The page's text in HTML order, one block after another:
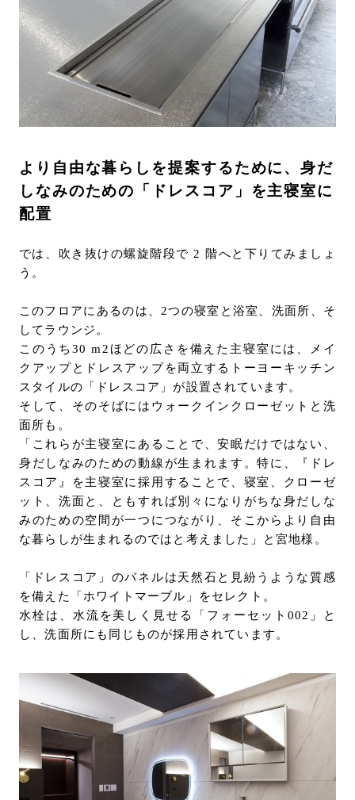
より自由な暮らしを提案するために、身だ
しなみのための「ドレスコア」を主寝室に
配置
では、吹き抜けの螺旋階段で 2 階へと下りてみましょ
う。
このフロアにあるのは、2つの寝室と浴室、洗面所、そ
してラウンジ。
このうち30 m2ほどの広さを備えた主寝室には、メイ
クアップとドレスアップを両立するトーヨーキッチン
スタイルの「ドレスコア」が設置されています。
そして、そのそばにはウォークインクローゼットと洗
面所も。
「これらが主寝室にあることで、安眠だけではない、
身だしなみのための動線が生まれます。特に、『ドレ
スコア』を主寝室に採用することで、寝室、クローゼ
ット、洗面と、ともすれば別々になりがちな身だしな
みのための空間が一つにつながり、そこからより自由
な暮らしが生まれるのではと考えました」と宮地様。
「ドレスコア」のパネルは天然石と見紛うような質感
を備えた「ホワイトマーブル」をセレクト。
水栓は、水流を美しく見せる「フォーセット002」と
し、洗面所にも同じものが採用されています。